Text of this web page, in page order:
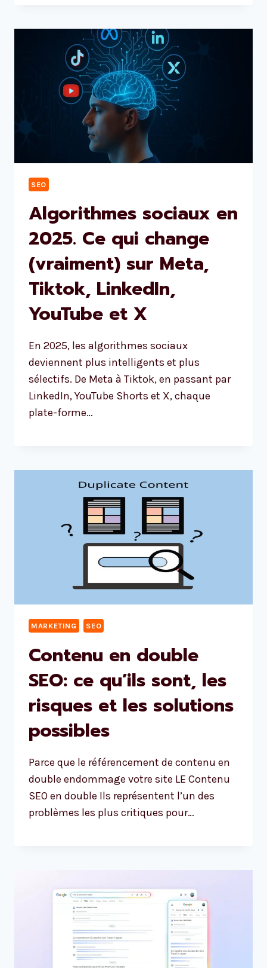
SEO
Algorithmes sociaux en
2025. Ce qui change
(vraiment) sur Meta,
Tiktok, LinkedIn,
YouTube et X
En 2025, les algorithmes sociaux
deviennent plus intelligents et plus
sélectifs. De Meta à Tiktok, en passant par
LinkedIn, YouTube Shorts et X, chaque
plate-forme…
MARKETING SEO
Contenu en double
SEO: ce qu’ils sont, les
risques et les solutions
possibles
Parce que le référencement de contenu en
double endommage votre site LE Contenu
SEO en double Ils représentent l’un des
problèmes les plus critiques pour…